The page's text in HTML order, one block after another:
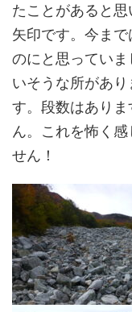
たことがあると
矢印です。今ま
のにと思ってい
いそうな所があ
す。段数はあり
ん。これを怖く
せん！